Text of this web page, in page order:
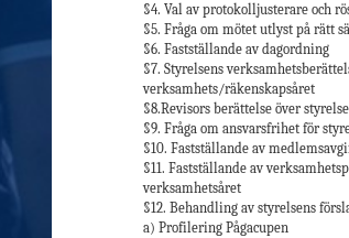
§4. Val av protokolljusterare och
§5. Fråga om mötet utlyst på rätt
§6. Fastställande av dagordning
§7. Styrelsens
verksamhets/räkenskapsåret
§8.Revisors berättelse över
§9. Fråga om ansvarsfrihet för
§10. Fastställande av
§11. Fastställande av
verksamhetsåret
§12. Behandling av styrelsens
a) Profilering Pågacupen